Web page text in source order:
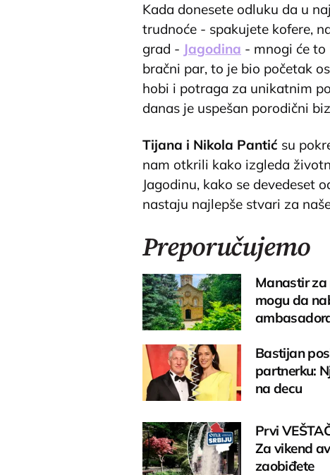
Kada donesete odluku da u
trudnoće - spakujete kofere,
grad - Jagodina - mnogi će
bračni par, to je bio početak
hobi i potraga za unikatnim
danas je uspešan porodični
Tijana i Nikola Pantić su
nam otkrili kako izgleda
Jagodinu, kako se devedeset
nastaju najlepše stvari za
Preporučujemo
Manastir za
mogu da
Bastijan
partnerku:
na decu
Prvi
Za vikend
zaobiđete